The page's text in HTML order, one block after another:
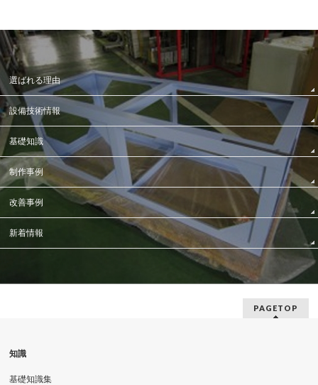
選ばれる理由
設備技術情報
基礎知識
制作事例
改善事例
新着情報
PAGETOP
知識
基礎知識集